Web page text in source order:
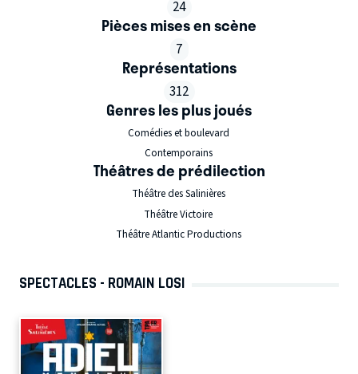
24
Pièces mises en scène
7
Représentations
312
Genres les plus joués
Comédies et boulevard
Contemporains
Théâtres de prédilection
Théâtre des Salinières
Théâtre Victoire
Théâtre Atlantic Productions
SPECTACLES - ROMAIN LOSI